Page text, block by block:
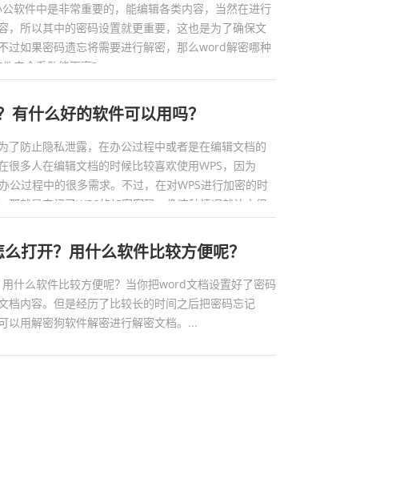
软件中是非常重要的，能编辑各类内容，当然在进行
，所以其中的密码设置就更重要，这也是为了确保文
过如果密码遗忘将需要进行解密，那么word解密哪种
安全系数能更高?...
什么好的软件可以用吗？
了防止隐私泄露，在办公过程中或者是在编辑文档的
很多人在编辑文档的时候比较喜欢使用WPS，因为
公过程中的很多需求。不过，在对WPS进行加密的时
那就是忘记了WPS的加密密码，像这种情况就让人很
办?有什么好的软件可以...
打开？用什么软件比较方便呢？
什么软件比较方便呢？当你把word文档设置好了密码
档内容。但是经历了比较长的时间之后把密码忘记
以用解密狗软件解密进行解密文档。...